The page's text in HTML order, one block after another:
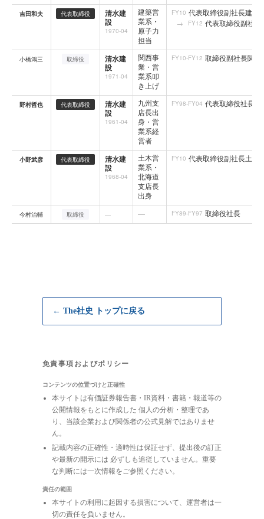
吉田和夫 代表取締役
清水建
設
1970-04
建築営
業系・
原子力
担当
FY10 代表取締役副社長建築
FY12 代表取締役副社
小橋鴻三 取締役
清水建
設
1971-04
関西事
業・営
業系叩
き上げ
FY10-FY12 取締役副社長関西
野村哲也 代表取締役
清水建
設
1961-04
九州支
店長出
身・営
業系経
営者
FY98-FY04 代表取締役社長
小野武彦 代表取締役
清水建
設
1968-04
土木営
業系・
北海道
支店長
出身
FY10 代表取締役副社長土木
今村治輔 取締役 — — FY89-FY97 取締役社長
← The社史 トップに戻る
免責事項およびポリシー
コンテンツの位置づけと正確性
本サイトは有価証券報告書・IR資料・書籍・報道等の
公開情報をもとに作成した 個人の分析・整理であ
り、当該企業および関係者の公式見解ではありませ
ん。
記載内容の正確性・適時性は保証せず、提出後の訂正
や最新の開示には 必ずしも追従していません。重要
な判断には一次情報をご参照ください。
責任の範囲
本サイトの利用に起因する損害について、運営者は一
切の責任を負いません。